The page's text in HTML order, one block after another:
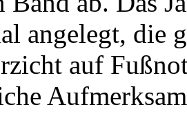
angelegt, die
auf